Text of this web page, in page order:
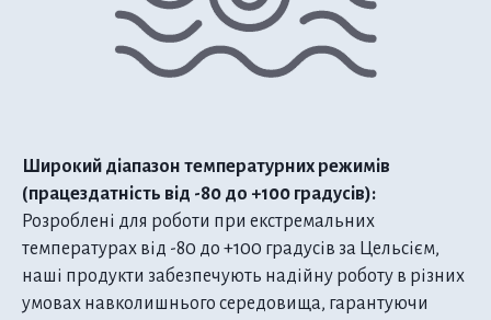
Широкий діапазон температурних режимів
(працездатність від -80 до +100 градусів):
Розроблені для роботи при екстремальних
температурах від -80 до +100 градусів за Цельсієм,
наші продукти забезпечують надійну роботу в різних
умовах навколишнього середовища, гарантуючи